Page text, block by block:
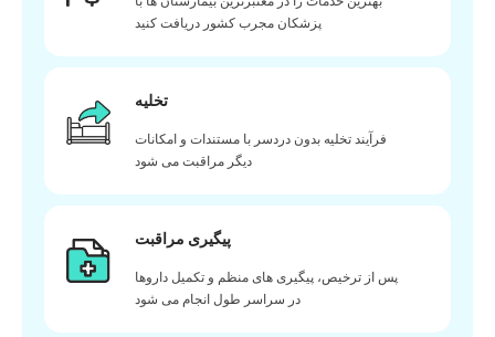
پزشکان مجرب کشور دریافت کنید
تخلیه
فرآیند تخلیه بدون دردسر با مستندات و امکانات
دیگر مراقبت می شود
پیگیری مراقبت
پس از ترخیص، پیگیری های منظم و تکمیل داروها
در سراسر طول انجام می شود